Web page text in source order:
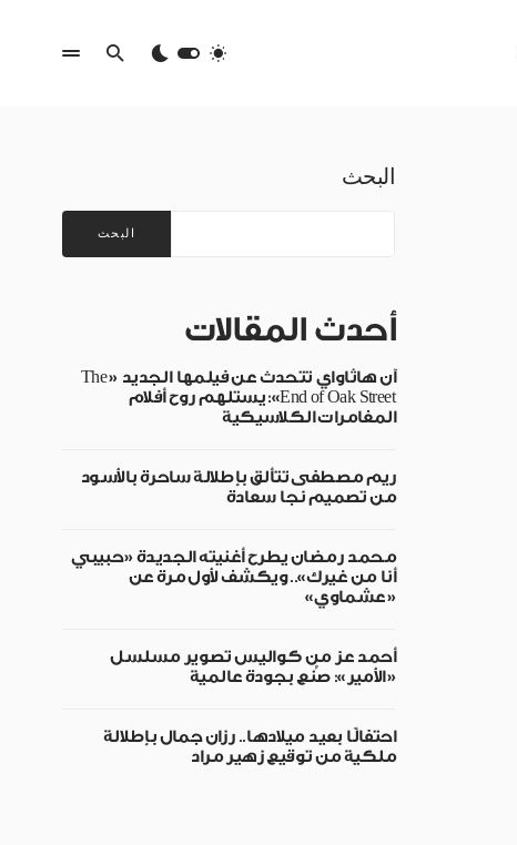
البحث
البحث
أحدث المقالات
آن هاثاواي تتحدث عن فيلمها الجديد «The
End of Oak Street»: يستلهم روح أفلام
المغامرات الكلاسيكية
ريم مصطفى تتألق بإطلالة ساحرة بالأسود
من تصميم نجا سعادة
محمد رمضان يطرح أغنيته الجديدة «حبيبي
أنا من غيرك».. ويكشف لأول مرة عن
«عشماوي»
أحمد عز من كواليس تصوير مسلسل
«الأمير»: صُنع بجودة عالمية
احتفالًا بعيد ميلادها.. رزان جمال بإطلالة
ملكية من توقيع زهير مراد